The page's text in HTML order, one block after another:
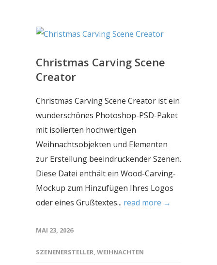
Christmas Carving Scene
Creator
Christmas Carving Scene Creator ist ein
wunderschönes Photoshop-PSD-Paket
mit isolierten hochwertigen
Weihnachtsobjekten und Elementen
zur Erstellung beeindruckender Szenen.
Diese Datei enthält ein Wood-Carving-
Mockup zum Hinzufügen Ihres Logos
oder eines Grußtextes... read more →
MAI 23, 2026
SZENENERSTELLER WEIHNACHTEN